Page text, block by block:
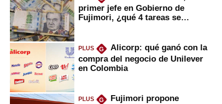
primer jefe en Gobierno de
Fujimori, ¿qué 4 tareas se
PLUS G
Alicorp: qué ganó con la
compra del negocio de Unilever
en Colombia
PLUS G
Fujimori propone